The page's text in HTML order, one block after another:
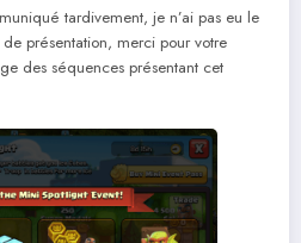
tardivement, je n’ai pas eu le
présentation, merci pour votre
des séquences présentant cet